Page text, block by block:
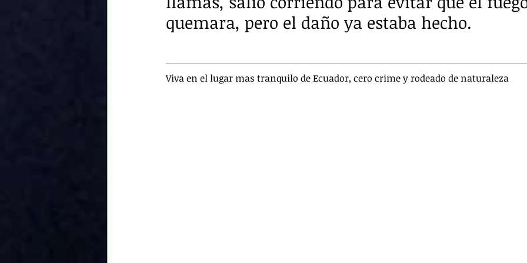
quemara, pero el daño ya estaba hecho.
Viva en el lugar mas tranquilo de Ecuador, cero crime y rodeado de naturaleza